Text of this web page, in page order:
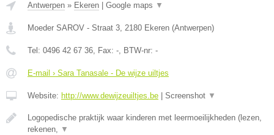
Antwerpen » Ekeren Google maps ▼
Moeder SAROV - Straat 3, 2180 Ekeren (Antwerpen)
Tel: 0496 42 67 36, Fax: -, BTW-nr: -
E-mail › Sara Tanasale - De wijze uiltjes
Website: http://www.dewijzeuiltjes.be Screenshot ▼
Logopedische praktijk waar kinderen met leermoeilijkheden (lezen,
rekenen, ▼